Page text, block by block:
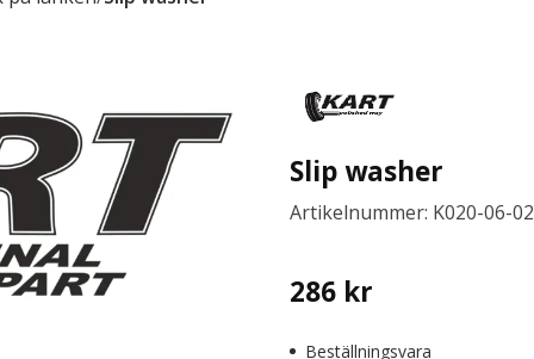
Slip washer
Artikelnummer: K020-06-02
286 kr
Beställningsvara